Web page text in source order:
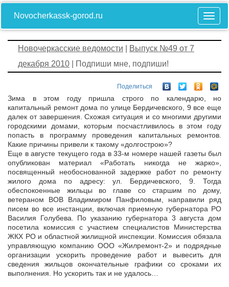
Novocherkassk-gorod.ru
Новочеркасские ведомости
Выпуск №49 от 7
декабря 2010 | Подпиши мне, подпиши!
Поделиться
Зима в этом году пришла строго по календарю, но
капитальный ремонт дома по улице Бердичевского, 9 все еще
далек от завершения. Схожая ситуация и со многими другими
городскими домами, которым посчастливилось в этом году
попасть в программу проведения капитальных ремонтов.
Какие причины привели к такому «долгострою»?
Еще в августе текущего года в 33-м номере нашей газеты был
опубликован материал «Работать никогда не жарко»,
посвященный необоснованной задержке работ по ремонту
жилого дома по адресу: ул. Бердичевского, 9. Тогда
обеспокоенные жильцы во главе со старшим по дому,
ветераном ВОВ Владимиром Панфиловым, направили ряд
писем во все инстанции, включая приемную губернатора РО
Василия Голубева. По указанию губернатора 3 августа дом
посетила комиссия с участием специалистов Министерства
ЖКХ РО и областной жилищной инспекции. Комиссия обязала
управляющую компанию ООО «Жилремонт-2» и подрядные
организации ускорить проведение работ и вывесить для
сведения жильцов окончательные графики со сроками их
выполнения. Но ускорить так и не удалось…